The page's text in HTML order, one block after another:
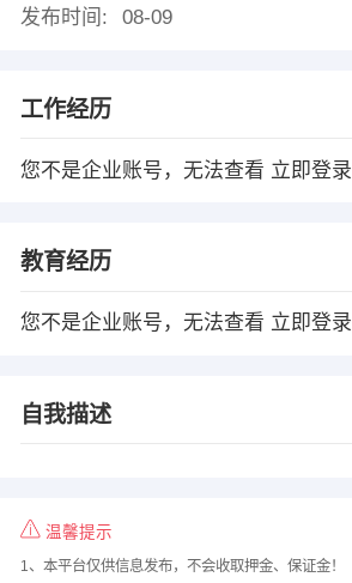
发布时间:
08-09
工作经历
您不是企业账号，无法查看 立即登录
教育经历
您不是企业账号，无法查看 立即登录
自我描述
温馨提示
1、本平台仅供信息发布，不会收取押金、保证金！